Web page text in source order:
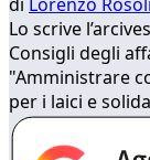
Lo scrive
Consigli degli
"Amministrare
per i laici e